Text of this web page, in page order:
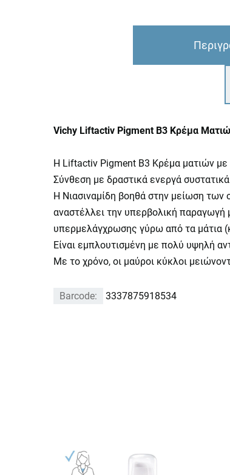
Vichy Liftactiv Pigment B3 Κρέμα
H Liftactiv Pigment B3 Κρέμα ματιών με
Σύνθεση με δραστικά ενεργά
Η Νιασιναμίδη βοηθά στην μείωση
αναστέλλει την υπερβολική παραγωγή
υπερμελάγχρωσης γύρω από τα μάτια
Είναι εμπλουτισμένη με πολύ υψηλή
Με το χρόνo, οι μαύροι κύκλοι
Barcode: 3337875918534